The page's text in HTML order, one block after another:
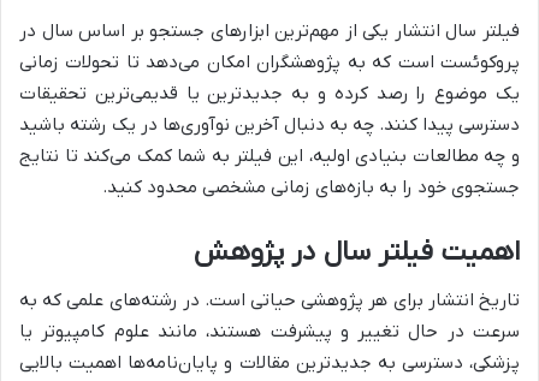
فیلتر سال انتشار یکی از مهم‌ترین ابزارهای جستجو بر اساس سال در
پروکوئست است که به پژوهشگران امکان می‌دهد تا تحولات زمانی
یک موضوع را رصد کرده و به جدیدترین یا قدیمی‌ترین تحقیقات
دسترسی پیدا کنند. چه به دنبال آخرین نوآوری‌ها در یک رشته باشید
و چه مطالعات بنیادی اولیه، این فیلتر به شما کمک می‌کند تا نتایج
جستجوی خود را به بازه‌های زمانی مشخصی محدود کنید.
اهمیت فیلتر سال در پژوهش
تاریخ انتشار برای هر پژوهشی حیاتی است. در رشته‌های علمی که به
سرعت در حال تغییر و پیشرفت هستند، مانند علوم کامپیوتر یا
پزشکی، دسترسی به جدیدترین مقالات و پایان‌نامه‌ها اهمیت بالایی